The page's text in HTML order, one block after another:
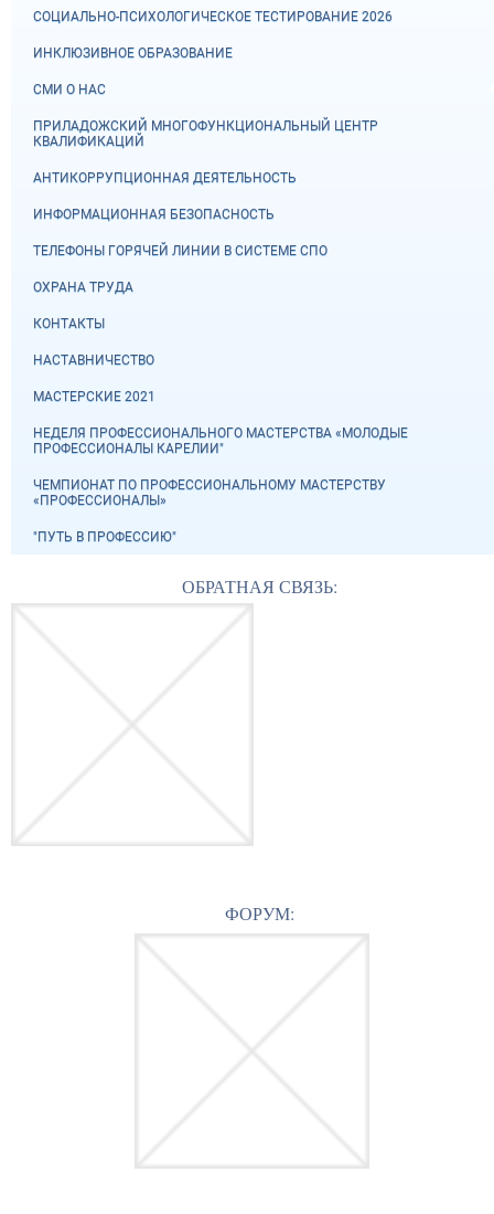
СОЦИАЛЬНО-ПСИХОЛОГИЧЕСКОЕ ТЕСТИРОВАНИЕ 2026
ИНКЛЮЗИВНОЕ ОБРАЗОВАНИЕ
СМИ О НАС
ПРИЛАДОЖСКИЙ МНОГОФУНКЦИОНАЛЬНЫЙ ЦЕНТР
КВАЛИФИКАЦИЙ
АНТИКОРРУПЦИОННАЯ ДЕЯТЕЛЬНОСТЬ
ИНФОРМАЦИОННАЯ БЕЗОПАСНОСТЬ
ТЕЛЕФОНЫ ГОРЯЧЕЙ ЛИНИИ В СИСТЕМЕ СПО
ОХРАНА ТРУДА
КОНТАКТЫ
НАСТАВНИЧЕСТВО
МАСТЕРСКИЕ 2021
НЕДЕЛЯ ПРОФЕССИОНАЛЬНОГО МАСТЕРСТВА «МОЛОДЫЕ
ПРОФЕССИОНАЛЫ КАРЕЛИИ"
ЧЕМПИОНАТ ПО ПРОФЕССИОНАЛЬНОМУ МАСТЕРСТВУ
«ПРОФЕССИОНАЛЫ»
"ПУТЬ В ПРОФЕССИЮ"
ОБРАТНАЯ СВЯЗЬ:
ФОРУМ: